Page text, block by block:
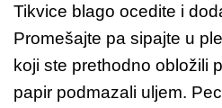
Tikvice blago ocedite i
Promešajte pa sipajte u
koji ste prethodno obložili
papir podmazali uljem.